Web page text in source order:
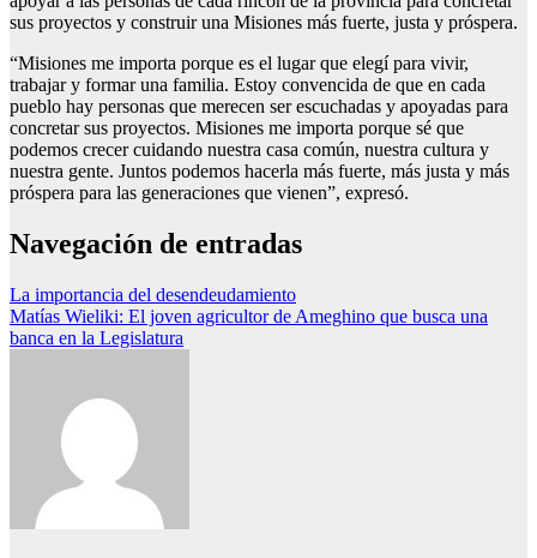
sus proyectos y construir una Misiones más fuerte, justa y próspera.
“Misiones me importa porque es el lugar que elegí para vivir,
trabajar y formar una familia. Estoy convencida de que en cada
pueblo hay personas que merecen ser escuchadas y apoyadas para
concretar sus proyectos. Misiones me importa porque sé que
podemos crecer cuidando nuestra casa común, nuestra cultura y
nuestra gente. Juntos podemos hacerla más fuerte, más justa y más
próspera para las generaciones que vienen”, expresó.
Navegación de entradas
La importancia del desendeudamiento
Matías Wieliki: El joven agricultor de Ameghino que busca una
banca en la Legislatura